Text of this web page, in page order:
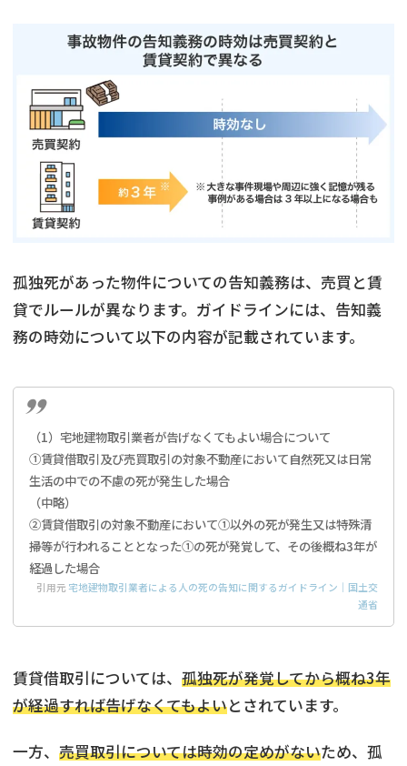
孤独死があった物件についての告知義務は、売買と賃
貸でルールが異なります。ガイドラインには、告知義
務の時効について以下の内容が記載されています。
（1）宅地建物取引業者が告げなくてもよい場合について
①賃貸借取引及び売買取引の対象不動産において自然死又は日常
生活の中での不慮の死が発生した場合
（中略）
②賃貸借取引の対象不動産において①以外の死が発生又は特殊清
掃等が行われることとなった①の死が発覚して、その後概ね3年が
経過した場合
引用元 宅地建物取引業者による人の死の告知に関するガイドライン｜国土交
通省
賃貸借取引については、 孤独死が発覚してから概ね3年
が経過すれば告げなくてもよいとされています。
一方、 売買取引については時効の定めがないため、孤